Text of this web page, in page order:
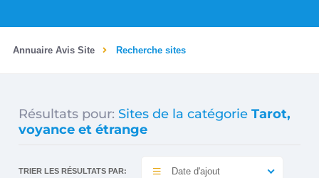
Annuaire Avis Site Recherche sites
Résultats pour: Sites de la catégorie Tarot,
voyance et étrange
TRIER LES RÉSULTATS PAR: Date d'ajout